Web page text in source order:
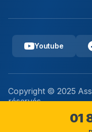
Youtube
Copyright © 2025
réservés.
01